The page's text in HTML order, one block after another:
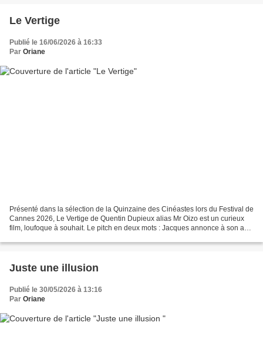
Le Vertige
Publié le 16/06/2026 à 16:33
Par Oriane
Présenté dans la sélection de la Quinzaine des Cinéastes lors du Festival de
Cannes 2026, Le Vertige de Quentin Dupieux alias Mr Oizo est un curieux
film, loufoque à souhait. Le pitch en deux mots : Jacques annonce à son ami
Juste une illusion
Publié le 30/05/2026 à 13:16
Par Oriane